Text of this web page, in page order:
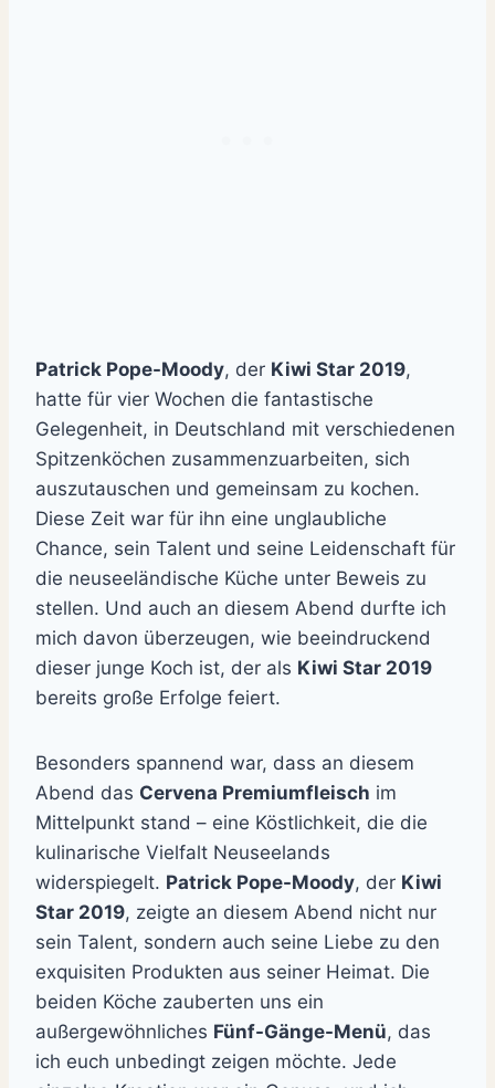
Patrick Pope-Moody, der Kiwi Star 2019,
hatte für vier Wochen die fantastische
Gelegenheit, in Deutschland mit verschiedenen
Spitzenköchen zusammenzuarbeiten, sich
auszutauschen und gemeinsam zu kochen.
Diese Zeit war für ihn eine unglaubliche
Chance, sein Talent und seine Leidenschaft für
die neuseeländische Küche unter Beweis zu
stellen. Und auch an diesem Abend durfte ich
mich davon überzeugen, wie beeindruckend
dieser junge Koch ist, der als Kiwi Star 2019
bereits große Erfolge feiert.
Besonders spannend war, dass an diesem
Abend das Cervena Premiumfleisch im
Mittelpunkt stand – eine Köstlichkeit, die die
kulinarische Vielfalt Neuseelands
widerspiegelt. Patrick Pope-Moody, der Kiwi
Star 2019, zeigte an diesem Abend nicht nur
sein Talent, sondern auch seine Liebe zu den
exquisiten Produkten aus seiner Heimat. Die
beiden Köche zauberten uns ein
außergewöhnliches Fünf-Gänge-Menü, das
ich euch unbedingt zeigen möchte. Jede